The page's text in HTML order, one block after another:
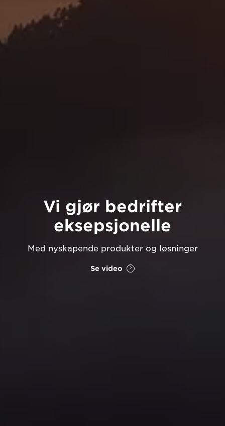
Vi gjør bedrifter
eksepsjonelle
Med nyskapende produkter og løsninger
Se video